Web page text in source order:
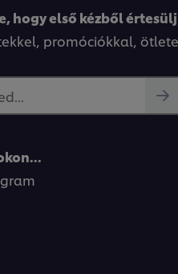
hogy első kézből
promóciókkal,